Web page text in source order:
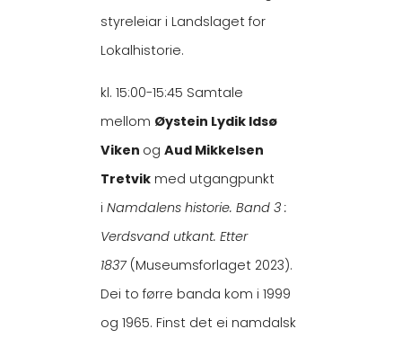
styreleiar i Landslaget for
Lokalhistorie.
kl. 15:00-15:45 Samtale
mellom Øystein Lydik Idsø
Viken og Aud Mikkelsen
Tretvik med utgangpunkt
i Namdalens historie. Band 3 :
Verdsvand utkant. Etter
1837(Museumsforlaget 2023).
Dei to førre banda kom i 1999
og 1965. Finst det ei namdalsk